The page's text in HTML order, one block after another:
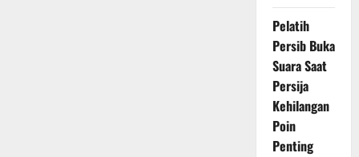
Pelatih
Persib Buka
Suara Saat
Persija
Kehilangan
Poin
Penting